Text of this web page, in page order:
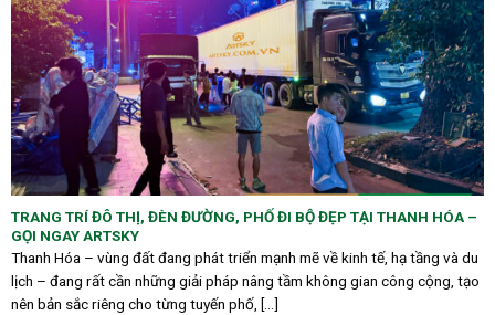
TRANG TRÍ ĐÔ THỊ, ĐÈN ĐƯỜNG, PHỐ ĐI BỘ ĐẸP TẠI THANH HÓA –
GỌI NGAY ARTSKY
Thanh Hóa – vùng đất đang phát triển mạnh mẽ về kinh tế, hạ tầng và du
lịch – đang rất cần những giải pháp nâng tầm không gian công cộng, tạo
nên bản sắc riêng cho từng tuyến phố, [...]